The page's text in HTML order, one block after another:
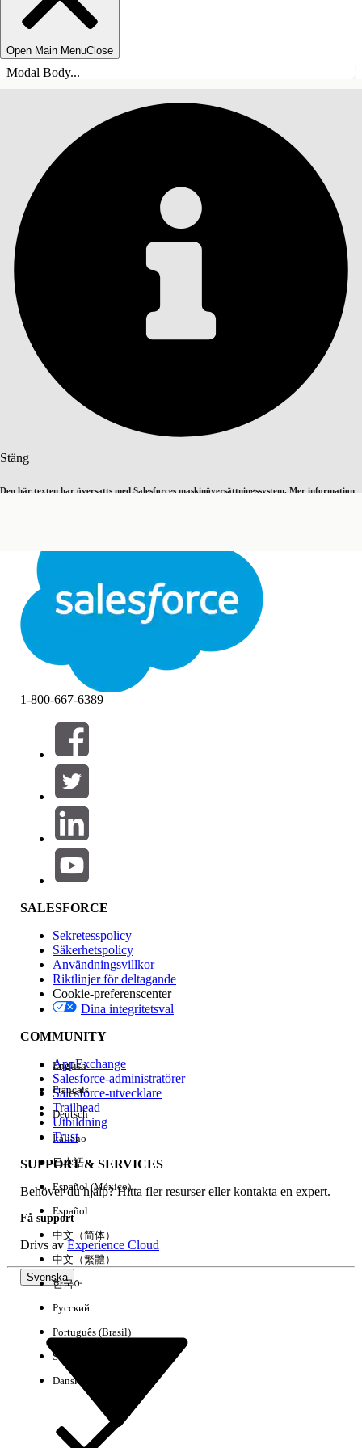
Open Main MenuClose
Modal Body...
Stäng
Den här texten har översatts med Salesforces maskinöversättningssystem. Mer information
StängStäng
Innehållsförteckningar
INNEHÅLLSFÖRTECKNINGAR
Filter (0)
VÄLJ FILTER
Produktområde
Funktionspåverkan
Version
Händelse
Rensa alla Klart
1-800-667-6389
SALESFORCE
Sekretesspolicy
Säkerhetspolicy
Användningsvillkor
Riktlinjer för deltagande
Cookie-preferenscenter
Dina integritetsval
COMMUNITY
AppExchange
Salesforce-administratörer
Salesforce-utvecklare
Trailhead
Utbildning
Trust
SUPPORT & SERVICES
Behöver du hjälp? Hitta fler resurser eller kontakta en expert.
Få support
Drivs avExperience Cloud
Svenska
English
Français
Deutsch
Italiano
日本語
Español (México)
Español
中文（简体）
中文（繁體）
한국어
Русский
Português (Brasil)
Suomi
Dansk